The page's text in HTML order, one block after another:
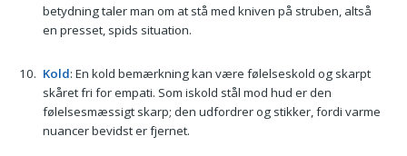
betydning taler man om at stå med kniven på struben, altså
en presset, spids situation.
Kold: En kold bemærkning kan være følelseskold og skarpt
skåret fri for empati. Som iskold stål mod hud er den
følelsesmæssigt skarp; den udfordrer og stikker, fordi varme
nuancer bevidst er fjernet.